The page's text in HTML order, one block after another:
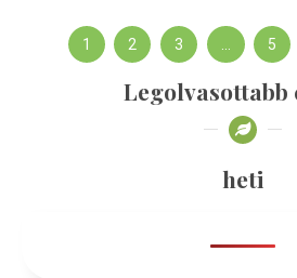
1 2 3 … 5
Legolvasottabb
heti